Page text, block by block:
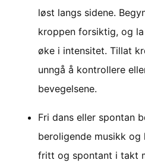
løst langs sidene.
kroppen forsiktig, og
øke i intensitet. Tillat
unngå å kontrollere
bevegelsene.
Fri dans eller spontan
beroligende musikk og
fritt og spontant i takt